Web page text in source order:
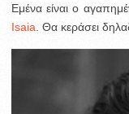
Εμένα είναι ο
Isaia . Θα κεράσει